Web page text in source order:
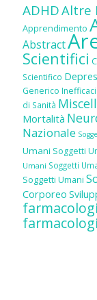
ADHDAltre
Apprendimento
Abstract
Scientifici
Scientifico
Generico
di Sanità
Mortalità
Nazionale
Umani Soggetti
Umani Soggetti
Soggetti Umani
Corporeo